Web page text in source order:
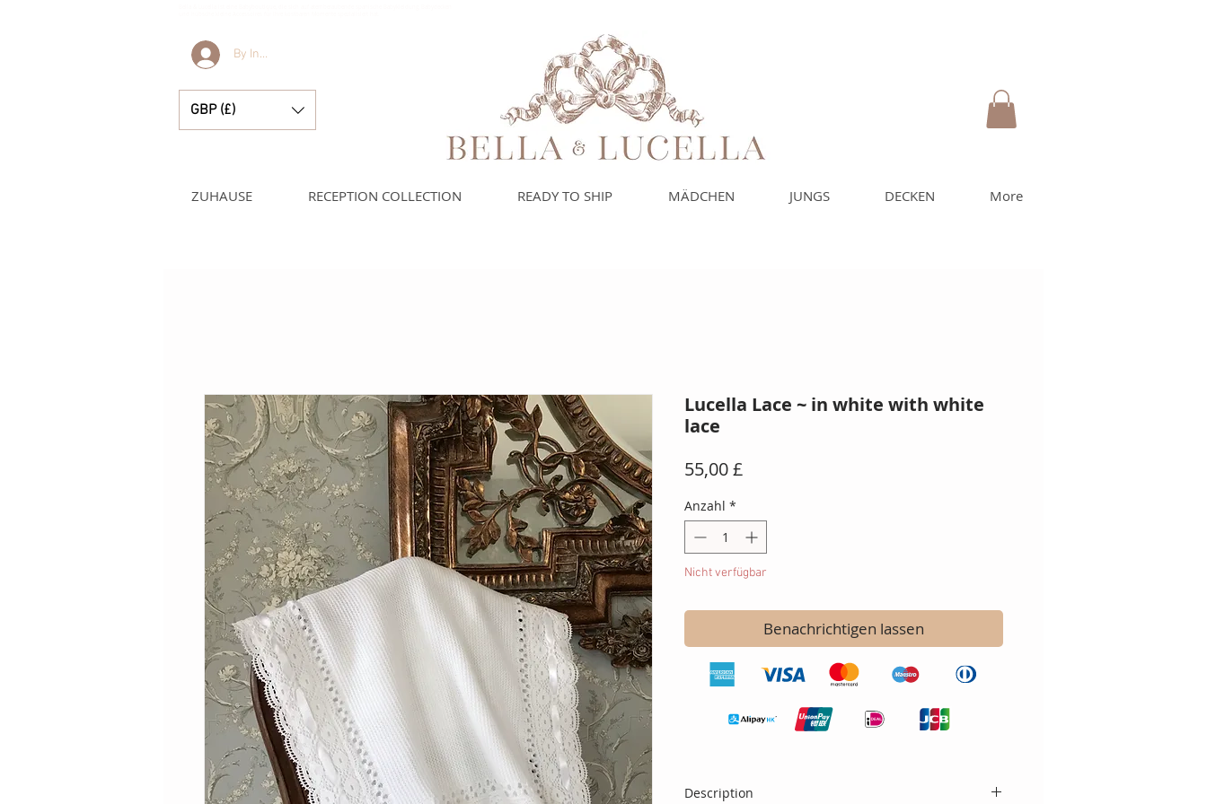
By Invitation Only
GBP (£)
ZUHAUSE RECEPTION COLLECTION READY TO SHIP MÄDCHEN JUNGS DECKEN More
Lucella Lace ~ in white with white
lace
55,00 £Preis
Anzahl *
Nicht verfügbar
Benachrichtigen lassen
Description